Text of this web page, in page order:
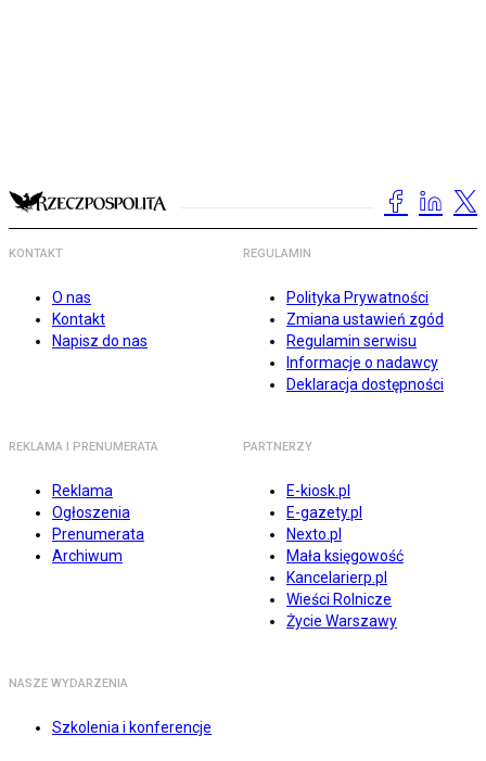
KONTAKT
O nas
Kontakt
Napisz do nas
REGULAMIN
Polityka Prywatności
Zmiana ustawień zgód
Regulamin serwisu
Informacje o nadawcy
Deklaracja dostępności
REKLAMA I PRENUMERATA
Reklama
Ogłoszenia
Prenumerata
Archiwum
PARTNERZY
E-kiosk.pl
E-gazety.pl
Nexto.pl
Mała księgowość
Kancelarierp.pl
Wieści Rolnicze
Życie Warszawy
NASZE WYDARZENIA
Szkolenia i konferencje